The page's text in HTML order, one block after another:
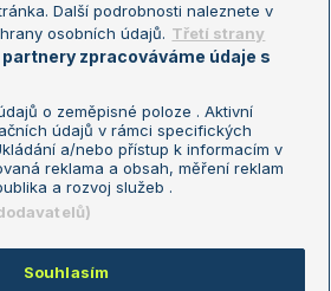
Nastavení soukromí
Reklama
Informace o zpracování osobních
údajů
Další podrobnosti naleznete v
osobních údajů. Třetí strany
zpracováváme údaje s
o zeměpisné poloze . Aktivní
údajů v rámci specifických
a/nebo přístup k informacím v
reklama a obsah, měření reklam
a rozvoj služeb .
Souhlasím